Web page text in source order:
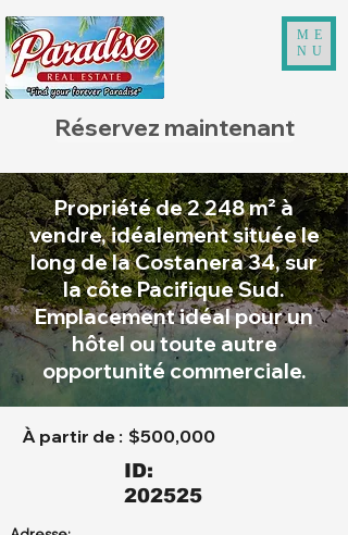
ME
NU
Réservez maintenant
Propriété de 2 248 m² à
vendre, idéalement située le
long de la Costanera 34, sur
la côte Pacifique Sud.
Emplacement idéal pour un
hôtel ou toute autre
opportunité commerciale.
À partir de : $500,000
ID:
202525